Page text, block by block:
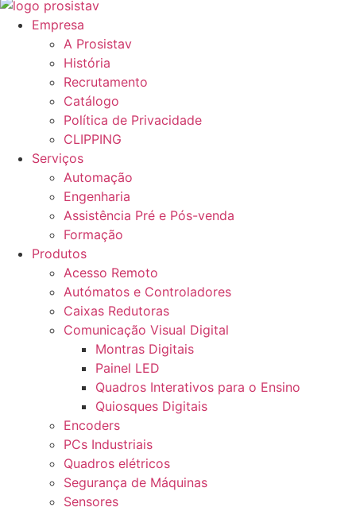
Empresa
A Prosistav
História
Recrutamento
Catálogo
Política de Privacidade
CLIPPING
Serviços
Automação
Engenharia
Assistência Pré e Pós-venda
Formação
Produtos
Acesso Remoto
Autómatos e Controladores
Caixas Redutoras
Comunicação Visual Digital
Montras Digitais
Painel LED
Quadros Interativos para o Ensino
Quiosques Digitais
Encoders
PCs Industriais
Quadros elétricos
Segurança de Máquinas
Sensores